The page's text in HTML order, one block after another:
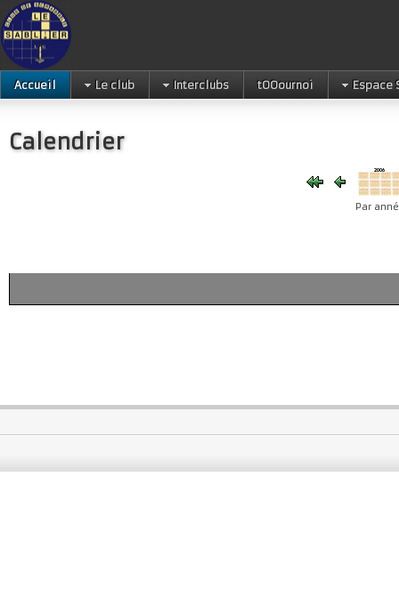
Accueil Le club Interclubs tOOournoi Espace
Calendrier
Par